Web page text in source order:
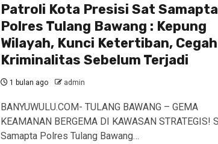
Patroli Kota Presisi Sat Samapta
Polres Tulang Bawang : Kepung
Wilayah, Kunci Ketertiban, Cegah
Kriminalitas Sebelum Terjadi
1 bulan ago admin
BANYUWULU.COM- TULANG BAWANG – GEMA
KEAMANAN BERGEMA DI KAWASAN STRATEGIS!
Samapta Polres Tulang Bawang…